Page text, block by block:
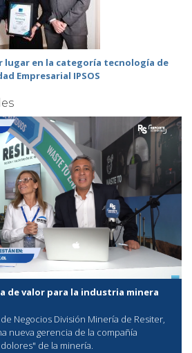
lugar en la categoría tecnología de
Empresarial IPSOS
de valor para la industria minera
Negocios División Minería de Resiter,
nueva gerencia de la compañía
de la minería.